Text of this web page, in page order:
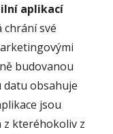
aplikací
chrání své
budovanou
obsahuje
jsou
z kteréhokoliv z